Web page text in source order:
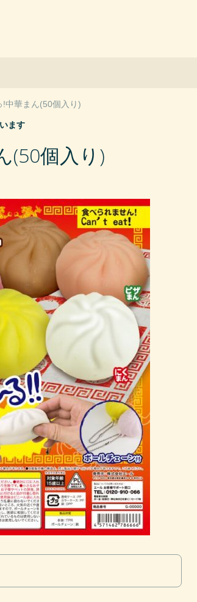
!中華まん(50個入り)
ます
(50個入り)